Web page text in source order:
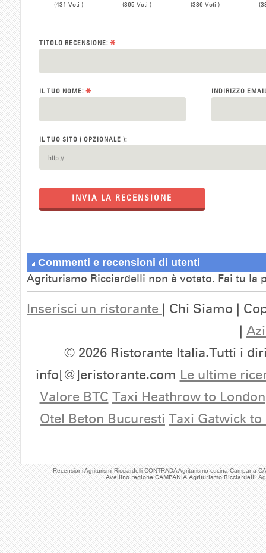
Recensioni Agriturismi Ricciardelli CONTRADA Agriturismo cucina Campana
Avellino regione CAMPANIA Agriturismo Ricciardelli
(431 Voti )
(365 Voti )
(386 Voti )
TITOLO RECENSIONE: *
IL TUO NOME: * INDIRIZZO
IL TUO SITO ( OPZIONALE ):
INVIA LA RECENSIONE
Commenti e recensioni di utenti
Agriturismo Ricciardelli non è votato. Fai tu la
Inserisci un ristorante | Chi Siamo |
|
© 2026 Ristorante Italia.Tutti i
info[@]eristorante.com Le ultime
Valore BTC Taxi Heathrow to London
Otel Beton Bucuresti Taxi Gatwick to